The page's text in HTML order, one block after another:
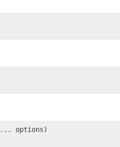
... options)